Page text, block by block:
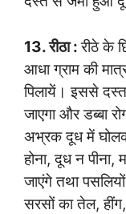
13. रीठा :रीठे के
आधा ग्राम की
पिलायें। इससे
जाएगा और डब्बा
अभ्रक दूध में
होना, दूध न
जाएंगे तथा
सरसों का तेल,